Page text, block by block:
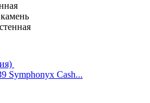
Symphonyx Cash...